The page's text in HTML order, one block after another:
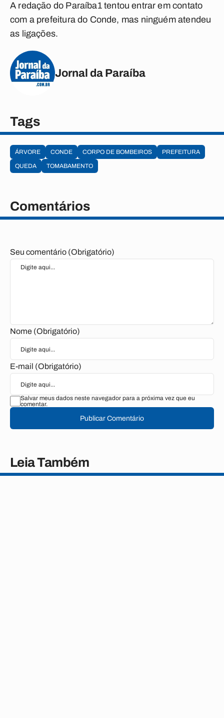
A redação do Paraíba1tentou entrar em contato
com a prefeitura do Conde, mas ninguém atendeu
as ligações.
Jornal da Paraíba
Tags
ÁRVORE CONDE CORPO DE BOMBEIROS
PREFEITURA
QUEDA
TOMABAMENTO
Comentários
Seu comentário (Obrigatório)
Nome (Obrigatório)
E-mail (Obrigatório)
Salvar meus dados neste navegador para a próxima vez que eu
comentar.
Publicar Comentário
Leia Também